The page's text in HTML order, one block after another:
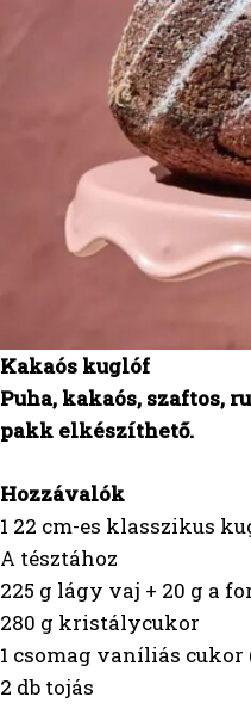
Kakaós kuglóf
Puha, kakaós, szaftos,
pakk elkészíthető.
Hozzávalók
1 22 cm-es klasszikus
A tésztához
225 g lágy vaj + 20 g a
280 g kristálycukor
1 csomag vaníliás cukor
2 db tojás